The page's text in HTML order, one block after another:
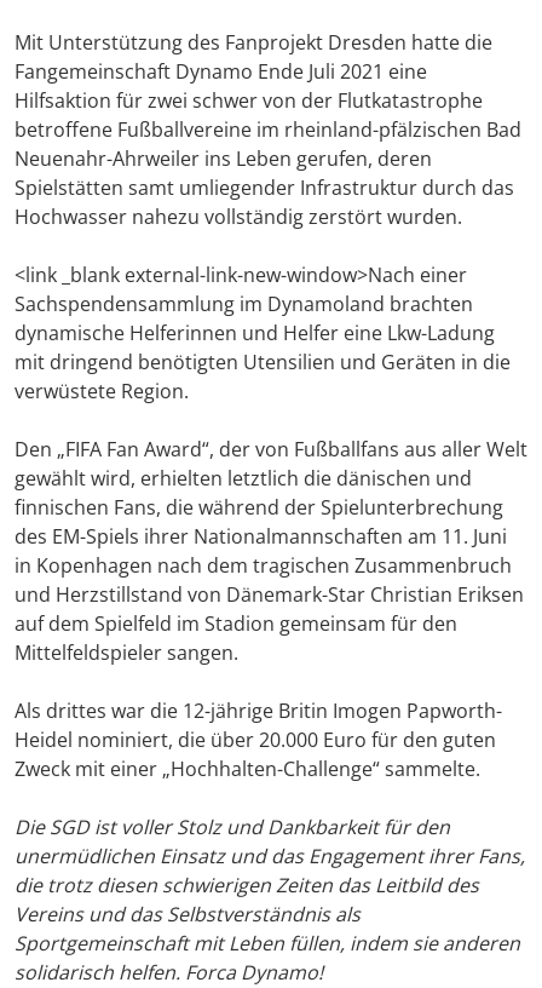
Mit Unterstützung des Fanprojekt Dresden hatte die
Fangemeinschaft Dynamo Ende Juli 2021 eine
Hilfsaktion für zwei schwer von der Flutkatastrophe
betroffene Fußballvereine im rheinland-pfälzischen Bad
Neuenahr-Ahrweiler ins Leben gerufen, deren
Spielstätten samt umliegender Infrastruktur durch das
Hochwasser nahezu vollständig zerstört wurden.
<link _blank external-link-new-window>Nach einer
Sachspendensammlung im Dynamoland brachten
dynamische Helferinnen und Helfer eine Lkw-Ladung
mit dringend benötigten Utensilien und Geräten in die
verwüstete Region.
Den „FIFA Fan Award“, der von Fußballfans aus aller Welt
gewählt wird, erhielten letztlich die dänischen und
finnischen Fans, die während der Spielunterbrechung
des EM-Spiels ihrer Nationalmannschaften am 11. Juni
in Kopenhagen nach dem tragischen Zusammenbruch
und Herzstillstand von Dänemark-Star Christian Eriksen
auf dem Spielfeld im Stadion gemeinsam für den
Mittelfeldspieler sangen.
Als drittes war die 12-jährige Britin Imogen Papworth-
Heidel nominiert, die über 20.000 Euro für den guten
Zweck mit einer „Hochhalten-Challenge“ sammelte.
Die SGD ist voller Stolz und Dankbarkeit für den
unermüdlichen Einsatz und das Engagement ihrer Fans,
die trotz diesen schwierigen Zeiten das Leitbild des
Vereins und das Selbstverständnis als
Sportgemeinschaft mit Leben füllen, indem sie anderen
solidarisch helfen. Forca Dynamo!